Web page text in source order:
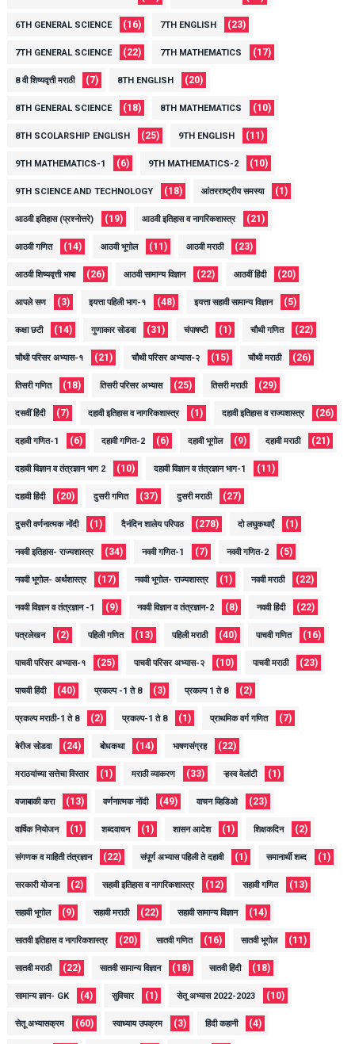
6TH GENERAL SCIENCE (16) 7TH ENGLISH (23)
7TH GENERAL SCIENCE (22) 7TH MATHEMATICS (17)
8 वी शिष्यवृत्ती मराठी (7) 8TH ENGLISH (20)
8TH GENERAL SCIENCE (18) 8TH MATHEMATICS (10)
8TH SCOLARSHIP ENGLISH (25) 9TH ENGLISH (11)
9TH MATHEMATICS-1 (6) 9TH MATHEMATICS-2 (10)
9TH SCIENCE AND TECHNOLOGY (18) आंतरराष्ट्रीय समस्या (1)
आठवी इतिहास (प्रश्नोत्तरे) (19) आठवी इतिहास व नागरिकशास्त्र (21)
आठवी गणित (14) आठवी भूगोल (11) आठवी मराठी (23)
आठवी शिष्यवृत्ती भाषा (26) आठवी सामान्य विज्ञान (22) आठवीं हिंदी (20)
आपले सण (3) इयत्ता पहिली भाग-१ (48) इयत्ता सहावी सामान्य विज्ञान (5)
कक्षा छटी (14) गुणाकार सोडवा (31) चंपाषष्टी (1) चौथी गणित (22)
चौथी परिसर अभ्यास-१ (21) चौथी परिसर अभ्यास-२ (15) चौथी मराठी (26)
तिसरी गणित (18) तिसरी परिसर अभ्यास (25) तिसरी मराठी (29)
दसवीं हिंदी (7) दहावी इतिहास व नागरिकशास्त्र (1) दहावी इतिहास व राज्यशास्त्र (26)
दहावी गणित-1 (6) दहावी गणित-2 (6) दहावी भूगोल (9) दहावी मराठी (21)
दहावी विज्ञान व तंत्रज्ञान भाग 2 (10) दहावी विज्ञान व तंत्रज्ञान भाग-1 (11)
दहावी हिंदी (20) दुसरी गणित (37) दुसरी मराठी (27)
दुसरी वर्णनात्मक नोंदी (1) दैनंदिन शालेय परिपाठ (278) दो लघुकथाएँ (1)
नववी इतिहास- राज्यशास्त्र (34) नववी गणित-1 (7) नववी गणित-2 (5)
नववी भूगोल- अर्थशास्त्र (17) नववी भूगोल- राज्यशास्त्र (1) नववी मराठी (22)
नववी विज्ञान व तंत्रज्ञान -1 (9) नववी विज्ञान व तंत्रज्ञान-2 (8) नववी हिंदी (22)
पत्रलेखन (2) पहिली गणित (13) पहिली मराठी (40) पाचवी गणित (16)
पाचवी परिसर अभ्यास-१ (25) पाचवी परिसर अभ्यास-२ (10) पाचवी मराठी (23)
पाचवी हिंदी (40) प्रकल्प -1 ते 8 (3) प्रकल्प 1 ते 8 (2)
प्रकल्प मराठी-1 ते 8 (2) प्रकल्प-1 ते 8 (1) प्राथमिक वर्ग गणित (7)
बेरीज सोडवा (24) बोधकथा (14) भाषणसंग्रह (22)
मराठयांच्या सत्तेचा विस्तार (1) मराठी व्याकरण (33) ऱ्हस्व वेलांटी (1)
वजाबाकी करा (13) वर्णनात्मक नोंदी (49) वाचन व्हिडिओ (23)
वार्षिक नियोजन (1) शब्दवाचन (1) शासन आदेश (1) शिक्षकदिन (2)
संगणक व माहिती तंत्रज्ञान (22) संपूर्ण अभ्यास पहिली ते दहावी (1) समानार्थी शब्द (1)
सरकारी योजना (2) सहावी इतिहास व नागरिकशास्त्र (12) सहावी गणित (13)
सहावी भूगोल (9) सहावी मराठी (22) सहावी सामान्य विज्ञान (14)
सातवी इतिहास व नागरिकशास्त्र (20) सातवी गणित (16) सातवी भूगोल (11)
सातवी मराठी (22) सातवी सामान्य विज्ञान (18) सातवी हिंदी (18)
सामान्य ज्ञान- GK (4) सुविचार (1) सेतू अभ्यास 2022-2023 (10)
सेतू अभ्यासक्रम (60) स्वाध्याय उपक्रम (3) हिंदी कहानी (4)